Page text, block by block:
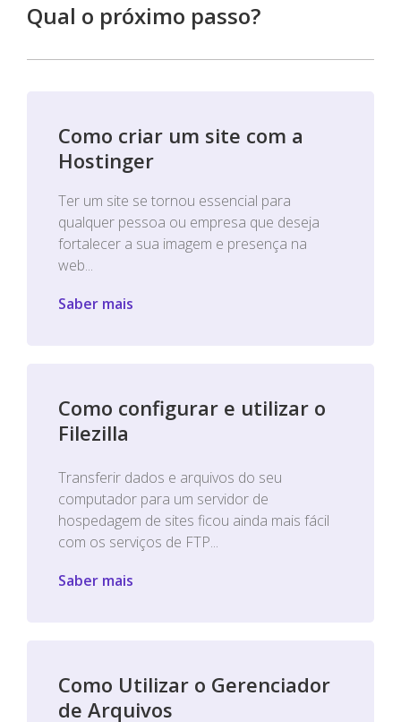
Qual o próximo passo?
Como criar um site com a
Hostinger
Ter um site se tornou essencial para
qualquer pessoa ou empresa que deseja
fortalecer a sua imagem e presença na
web...
Saber mais
Como configurar e utilizar o
Filezilla
Transferir dados e arquivos do seu
computador para um servidor de
hospedagem de sites ficou ainda mais fácil
com os serviços de FTP...
Saber mais
Como Utilizar o Gerenciador
de Arquivos